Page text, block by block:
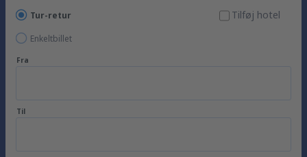
Tur-retur
Enkeltbillet
Tilføj hotel
Fra
Til